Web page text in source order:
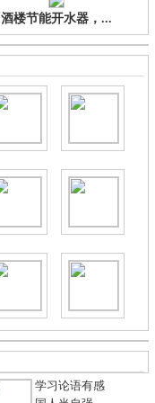
酒楼节能开水器，...
学习论语有感